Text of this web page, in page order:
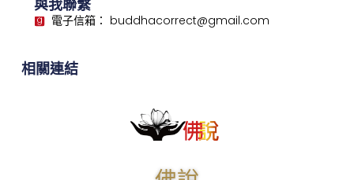
與我聯繫
電子信箱： buddhacorrect@gmail.com
相關連結